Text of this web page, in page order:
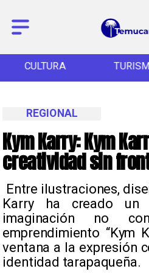
CULTURA
Kym Karry: Kym
creatividad sin
Entre ilustraciones,
Karry ha creado un
imaginación no
emprendimiento “Kym
ventana a la expresión
identidad tarapaqueña.
REGIONAL